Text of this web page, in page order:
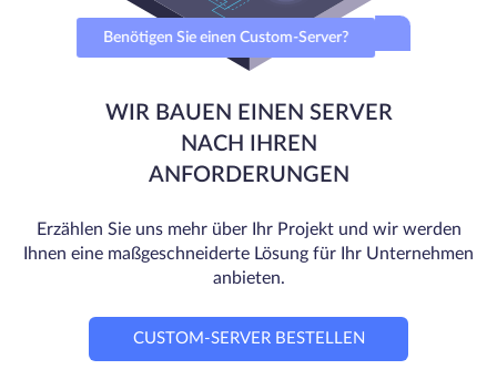
Benötigen Sie einen Custom-Server?
WIR BAUEN EINEN SERVER
NACH IHREN
ANFORDERUNGEN
Erzählen Sie uns mehr über Ihr Projekt und wir werden
Ihnen eine maßgeschneiderte Lösung für Ihr Unternehmen
anbieten.
CUSTOM-SERVER BESTELLEN